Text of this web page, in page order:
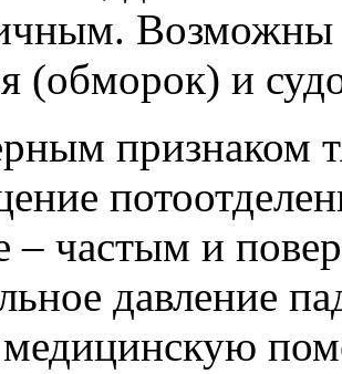
Возможны
(обморок) и
признаком
– частым и
давление